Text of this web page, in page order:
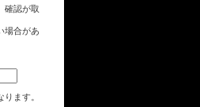
確認が取
場合があ
ます。